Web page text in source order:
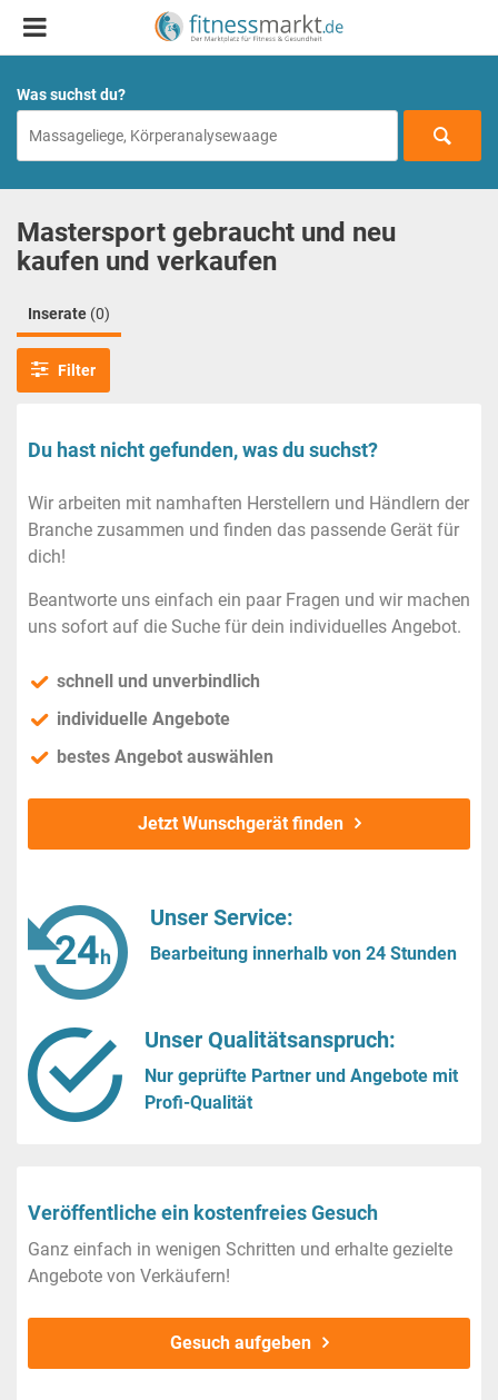
Was suchst du?
Mastersport gebraucht und neu
kaufen und verkaufen
Inserate (0)
Filter
Du hast nicht gefunden, was du suchst?
Wir arbeiten mit namhaften Herstellern und Händlern der
Branche zusammen und finden das passende Gerät für
dich!
Beantworte uns einfach ein paar Fragen und wir machen
uns sofort auf die Suche für dein individuelles Angebot.
schnell und unverbindlich
individuelle Angebote
bestes Angebot auswählen
Jetzt Wunschgerät finden
Unser Service:
Bearbeitung innerhalb von 24 Stunden
Unser Qualitätsanspruch:
Nur geprüfte Partner und Angebote mit
Profi-Qualität
Veröffentliche ein kostenfreies Gesuch
Ganz einfach in wenigen Schritten und erhalte gezielte
Angebote von Verkäufern!
Gesuch aufgeben